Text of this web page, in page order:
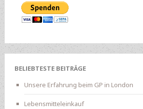
BELIEBTESTE BEITRÄGE
Unsere Erfahrung beim GP in London
Lebensmitteleinkauf